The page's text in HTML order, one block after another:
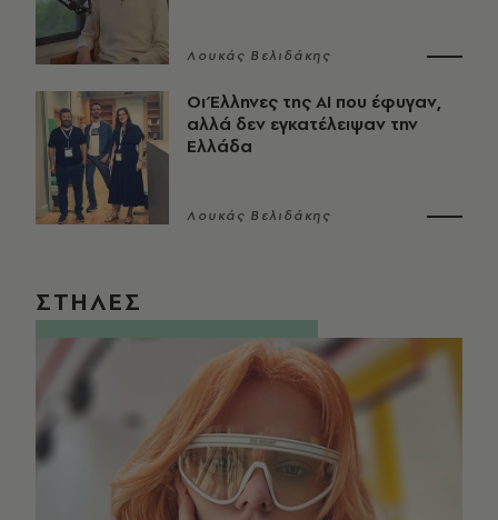
Λουκάς Βελιδάκης
Οι Έλληνες της ΑΙ που έφυγαν,
αλλά δεν εγκατέλειψαν την
Ελλάδα
Λουκάς Βελιδάκης
ΣΤΗΛΕΣ